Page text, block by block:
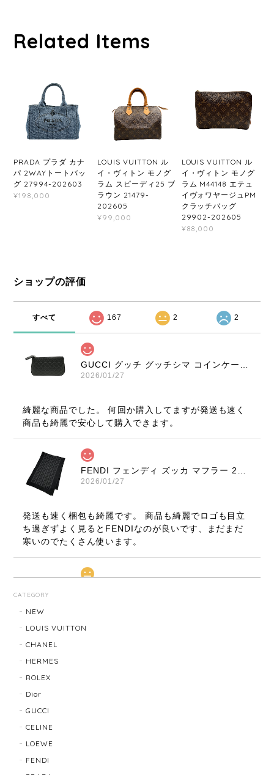
Related Items
PRADA プラダ カナ
パ 2WAYトートバッ
グ 27994-202603
¥198,000
LOUIS VUITTON ル
イ・ヴィトン モノグ
ラム スピーディ25 ブ
ラウン 21479-
202605
¥99,000
LOUIS VUITTON ル
イ・ヴィトン モノグ
ラム M44148 エテュ
イヴォワヤージュPM
クラッチバッグ
29902-202605
¥88,000
ショップの評価
すべて 167 2 2
GUCCI グッチ グッチシマ コインケース ブラック 9347-202212
2026/01/27
綺麗な商品でした。 何回か購入してますが発送も速く
商品も綺麗で安心して購入できます。
FENDI フェンディ ズッカ マフラー 22816-202512
2026/01/27
発送も速く梱包も綺麗です。 商品も綺麗でロゴも目立
ち過ぎずよく見るとFENDIなのが良いです、まだまだ
寒いのでたくさん使います。
でした！ありがとうございました。また機会ありまし
たら利用させていただきたいと思いました🙇‍♀️
CATEGORY
NEW
LOUIS VUITTON
CHANEL
HERMES
ROLEX
Dior
GUCCI
CELINE
LOEWE
FENDI